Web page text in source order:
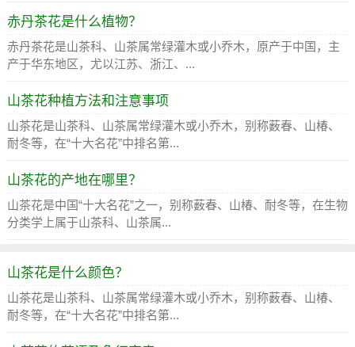
赤丹茶花是什么植物？
赤丹茶花是山茶科、山茶属常绿灌木或小乔木，原产于中国，主
产于华东地区，尤以江苏、浙江、...
山茶花种植方法和注意事项
山茶花是山茶科、山茶属常绿灌木或小乔木，别称薮春、山椿、
耐冬等，在“十大名花”中排名第...
山茶花的产地在哪里？
山茶花是中国“十大名花”之一，别称薮春、山椿、耐冬等，在生物
分类学上属于山茶科、山茶属...
山茶花是什么颜色？
山茶花是山茶科、山茶属常绿灌木或小乔木，别称薮春、山椿、
耐冬等，在“十大名花”中排名第...